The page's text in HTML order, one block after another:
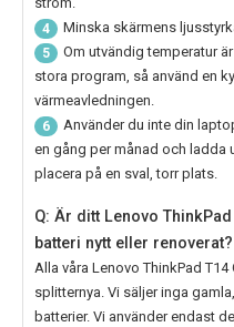
4 Minska skärmens
5
Om utvändig temperatur
stora program, så använd en
värmeavledningen.
6
Använder du inte din
en gång per månad och ladda
placera på en sval, torr plats.
Q: Är ditt Lenovo
batteri nytt eller renoverat?
Alla våra Lenovo ThinkPad T14
splitternya. Vi säljer inga
batterier. Vi använder endast